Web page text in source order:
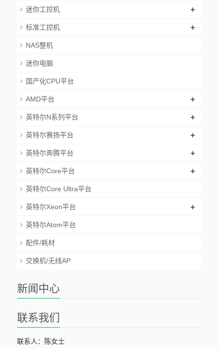
迷你工控机 +
标准工控机 +
NAS整机
迷你电脑
国产化CPU平台
AMD平台 +
英特尔N系列平台 +
英特尔赛扬平台 +
英特尔奔腾平台 +
英特尔Core平台 +
英特尔Core Ultra平台
英特尔Xeon平台 +
英特尔Atom平台
配件/耗材
交换机/无线AP
新闻中心
联系我们
联系人：陈女士